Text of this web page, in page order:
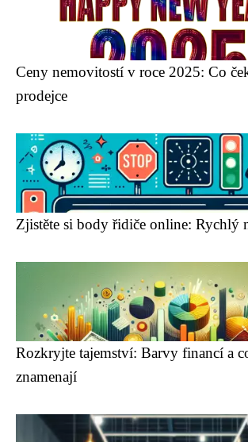
Ceny nemovitostí v roce 2025: Co
prodejce
Zjistěte si body řidiče online: Rychlý
Rozkryjte tajemství: Barvy financí a
znamenají